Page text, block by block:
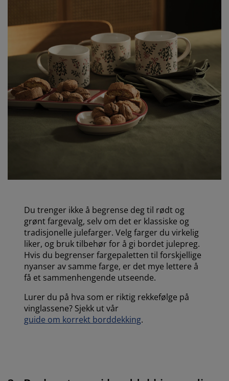
Du trenger ikke å begrense deg til rødt og
grønt fargevalg, selv om det er klassiske og
tradisjonelle julefarger. Velg farger du virkelig
liker, og bruk tilbehør for å gi bordet julepreg.
Hvis du begrenser fargepaletten til forskjellige
nyanser av samme farge, er det mye lettere å
få et sammenhengende utseende.
Lurer du på hva som er riktig rekkefølge på
vinglassene? Sjekk ut vår
guide om korrekt borddekking.